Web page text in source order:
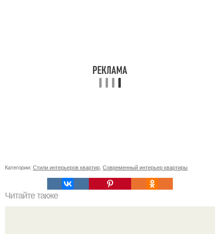
Категории: Стили интерьеров квартир Современный интерьер квартиры
Читайте также